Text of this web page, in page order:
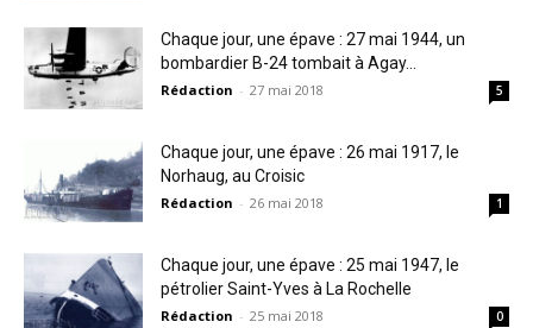
Chaque jour, une épave : 27 mai 1944, un
bombardier B-24 tombait à Agay...
Rédaction - 27 mai 2018 5
Chaque jour, une épave : 26 mai 1917, le
Norhaug, au Croisic
Rédaction - 26 mai 2018 1
Chaque jour, une épave : 25 mai 1947, le
pétrolier Saint-Yves à La Rochelle
Rédaction - 25 mai 2018 0